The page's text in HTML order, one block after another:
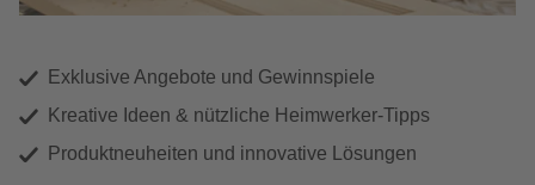
Exklusive Angebote und Gewinnspiele
Kreative Ideen & nützliche Heimwerker-Tipps
Produktneuheiten und innovative Lösungen